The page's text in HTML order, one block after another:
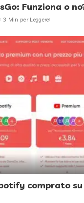
Funziona o
3 Min per Leggere
comprato su